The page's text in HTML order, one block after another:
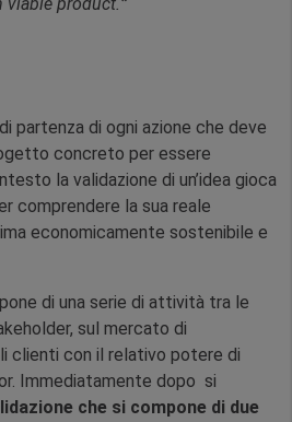
product.”
partenza di ogni azione che deve
concreto per essere
la validazione di un’idea gioca
comprendere la sua reale
economicamente sostenibile e
di una serie di attività tra le
sul mercato di
clienti con il relativo potere di
Immediatamente dopo si
che si compone di due